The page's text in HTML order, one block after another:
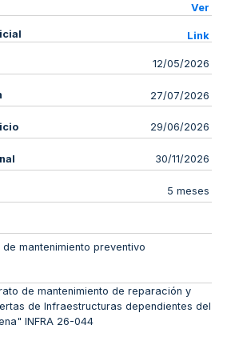
Ver
Link
12/05/2026
27/07/2026
29/06/2026
30/11/2026
5 meses
mantenimiento preventivo
de mantenimiento de reparación y
de Infraestructuras dependientes del
INFRA 26-044